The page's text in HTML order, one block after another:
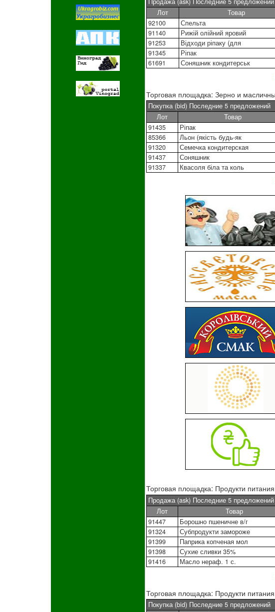
Лот
Товар
92100
Спельта
91140
Рижій олійний яровий
91253
Відходи ріпаку (для
91345
Ріпак
61691
Соняшник кондитерськ
Торговая площадка: Зерно и
Покупка (bid) Последние 5 предложений
Лот
Товар
91435
Ріпак
85366
Льон (якість будь-як
91320
Семечка кондитерская
91437
Соняшник
91337
Квасоля біла та коль
Торговая площадка: Продукти питания
Продажа (ask) Последние 5 предложений
Лот
Товар
91447
Борошно пшеничне в/г
91324
Субпродукти замороже
91399
Паприка копченая мол
91398
Сухие сливки 35%
91416
Масло нераф. 1 с.
Торговая площадка: Продукти питания
Покупка (bid) Последние 5 предложений